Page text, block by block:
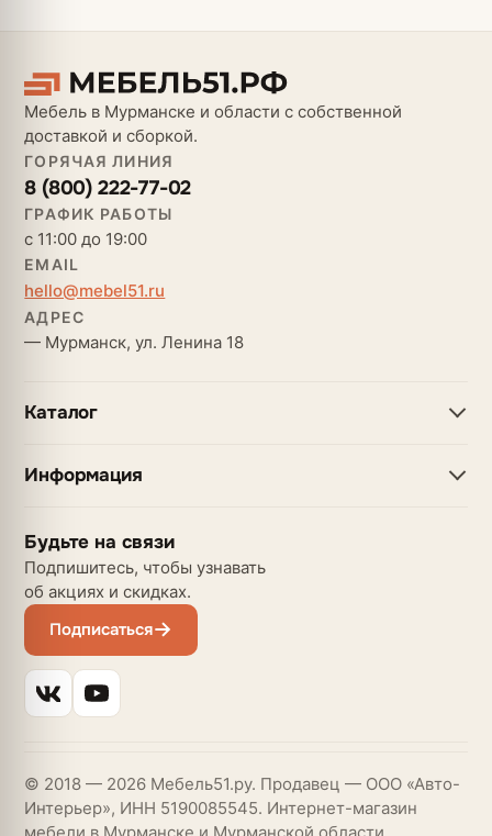
Мебель в Мурманске и области с собственной
доставкой и сборкой.
ГОРЯЧАЯ ЛИНИЯ
8 (800) 222-77-02
ГРАФИК РАБОТЫ
с 11:00 до 19:00
EMAIL
hello@mebel51.ru
АДРЕС
— Мурманск, ул. Ленина 18
Каталог
Информация
Будьте на связи
Подпишитесь, чтобы узнавать
об акциях и скидках.
Подписаться
© 2018 — 2026 Мебель51.ру. Продавец — ООО «Авто-
Интерьер», ИНН 5190085545. Интернет-магазин